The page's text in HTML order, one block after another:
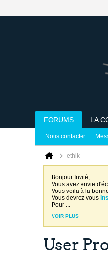
FORUMS LA
Nous contacter
ethik
Bonjour Invité,
Vous avez envie
Vous voila à la
Vous devrez vous
Pour ...
VOIR PLUS
User